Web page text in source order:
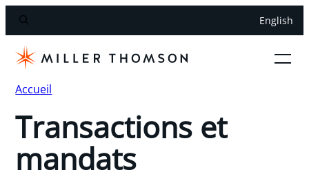
English
Accueil
Transactions et
mandats